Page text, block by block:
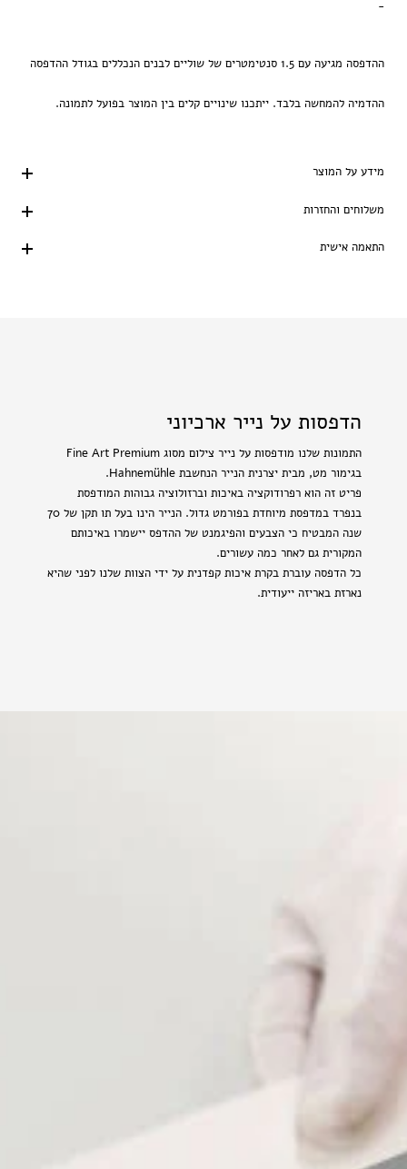
-
ההדפסה מגיעה עם 1.5 סנטימטרים של שוליים לבנים הנכללים בגודל ההדפסה
ההדמיה להמחשה בלבד. ייתכנו שינויים קלים בין המוצר בפועל לתמונה.
מידע על המוצר
משלוחים והחזרות
התאמה אישית
הדפסות על נייר ארכיוני
התמונות שלנו מודפסות על נייר צילום מסוג Fine Art Premium
בגימור מט, מבית יצרנית הנייר הנחשבת Hahnemühle.
פריט זה הוא רפרודוקציה באיכות וברזולוציה גבוהות המודפסת
בנפרד במדפסת מיוחדת בפורמט גדול. הנייר הינו בעל תו תקן של 70
שנה המבטיח כי הצבעים והפיגמנט של ההדפס יישמרו באיכותם
המקורית גם לאחר כמה עשורים.
כל הדפסה עוברת בקרת איכות קפדנית על ידי הצוות שלנו לפני שהיא
נארזת באריזה ייעודית.